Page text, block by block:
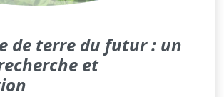
de terre du futur : un
et